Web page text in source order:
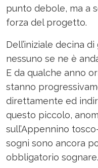
punto debole, ma a
forza del progetto.
Dell’iniziale decina
nessuno se ne è
E da qualche anno
stanno
direttamente ed
questo piccolo,
sull’Appennino
sogni sono ancora
obbligatorio sognare.